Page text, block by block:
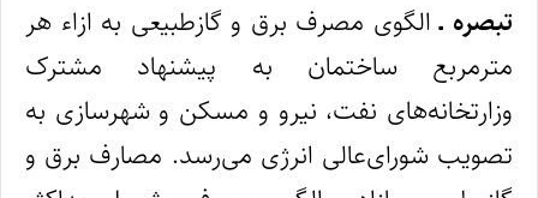
تبصره ـالگوی مصرف برق و گازطبیعی به ازاء هر
مترمربع ساختمان به پیشنهاد مشترک
وزارتخانه‌های نفت، نیرو و مسکن و شهرسازی به‌
تصویب شورای‌عالی انرژی می‌رسد. مصارف برق و